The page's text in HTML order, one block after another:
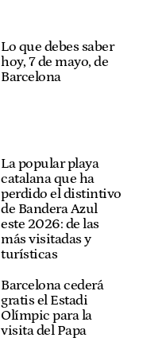
Lo que debes saber
hoy, 7 de mayo, de
Barcelona
La popular playa
catalana que ha
perdido el distintivo
de Bandera Azul
este 2026: de las
más visitadas y
turísticas
Barcelona cederá
gratis el Estadi
Olímpic para la
visita del Papa